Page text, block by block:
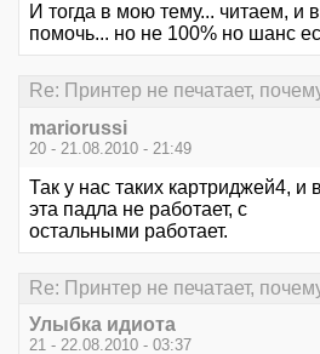
И тогда в мою тему... читаем, и
помочь... но не 100% но шанс
Re: Принтер не печатает,
mariorussi
20 - 21.08.2010 - 21:49
Так у нас таких картриджей4, и
эта падла не работает, с
остальными работает.
Re: Принтер не печатает,
Улыбка идиота
21 - 22.08.2010 - 03:37